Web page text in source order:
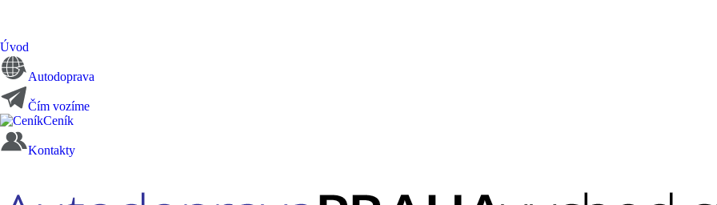
Úvod
Autodoprava
Čím vozíme
Ceník
Kontakty